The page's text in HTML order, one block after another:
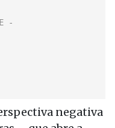
negativa